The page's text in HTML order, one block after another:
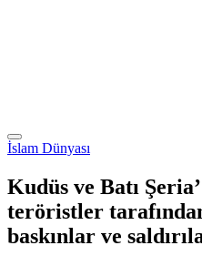
İslam Dünyası
Kudüs ve Batı
teröristler
baskınlar ve